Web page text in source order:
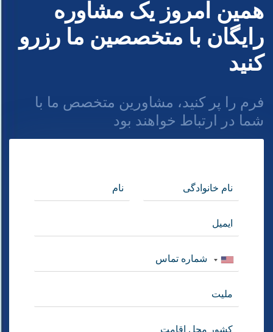
همین امروز یک مشاوره
رایگان با متخصصین ما رزرو
کنید
فرم را پر کنید، مشاورین متخصص ما با
شما در ارتباط خواهند بود